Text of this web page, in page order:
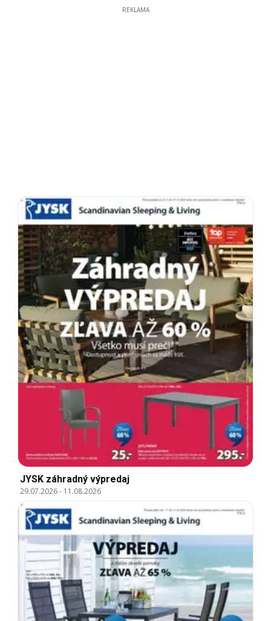
REKLAMA
JYSK záhradný výpredaj
29.07.2026- 11.08.2026